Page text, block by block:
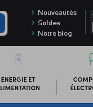
Nouveautés
Soldes
Notre blog
ENERGIE ET